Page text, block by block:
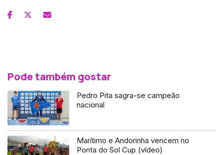
Pode também gostar
Pedro Pita sagra-se campeão
nacional
Marítimo e Andorinha vencem no
Ponta do Sol Cup (vídeo)